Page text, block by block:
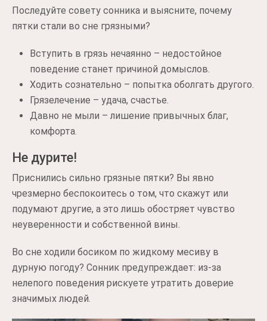
Последуйте совету сонника и выясните, почему
пятки стали во сне грязными?
Вступить в грязь нечаянно – недостойное
поведение станет причиной домыслов.
Ходить сознательно – попытка оболгать другого.
Грязелечение – удача, счастье.
Давно не мыли – лишение привычных благ,
комфорта.
Не дурите!
Приснились сильно грязные пятки? Вы явно
чрезмерно беспокоитесь о том, что скажут или
подумают другие, а это лишь обостряет чувство
неуверенности и собственной вины.
Во сне ходили босиком по жидкому месиву в
дурную погоду? Сонник предупреждает: из-за
нелепого поведения рискуете утратить доверие
значимых людей.